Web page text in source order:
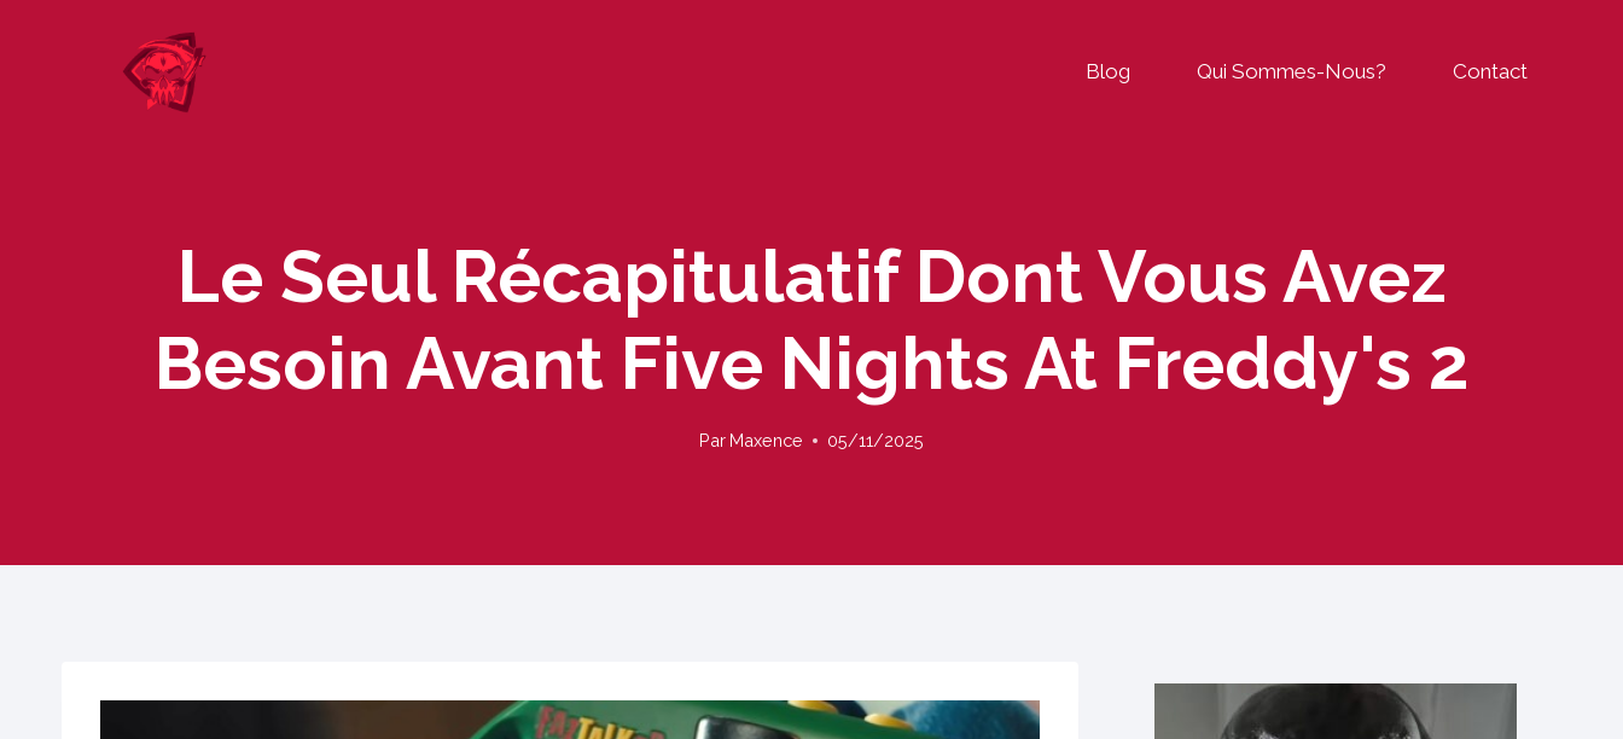
Blog Qui Sommes-Nous? Contact
Le Seul Récapitulatif Dont Vous Avez
Besoin Avant Five Nights At Freddy's 2
Par Maxence 05/11/2025